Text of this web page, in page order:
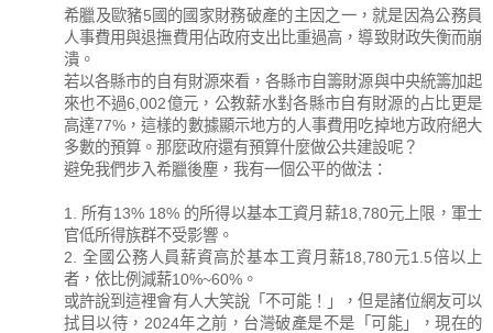
希臘及歐豬5國的國家財務破產的主因之一，就是因為公務員
人事費用與退撫費用佔政府支出比重過高，導致財政失衡而崩
潰。
若以各縣市的自有財源來看，各縣市自籌財源與中央統籌加起
來也不過6,002億元，公教薪水對各縣市自有財源的占比更是
高達77%，這樣的數據顯示地方的人事費用吃掉地方政府絕大
多數的預算。那麼政府還有預算什麼做公共建設呢？
避免我們步入希臘後塵，我有一個公平的做法：
1. 所有13% 18% 的所得以基本工資月薪18,780元上限，軍士
官低所得族群不受影響。
2. 全國公務人員薪資高於基本工資月薪18,780元1.5倍以上
者，依比例減薪10%~60%。
或許說到這裡會有人大笑說「不可能！」，但是諸位網友可以
拭目以待，2024年之前，台灣破產是不是「可能」，現在的